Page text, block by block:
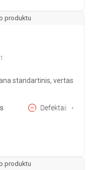
produktu
standartinis, vertas
Defektai -
produktu